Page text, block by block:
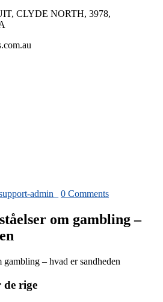
CLYDE NORTH, 3978,
admin 0 Comments
om gambling –
– hvad er sandheden
rige